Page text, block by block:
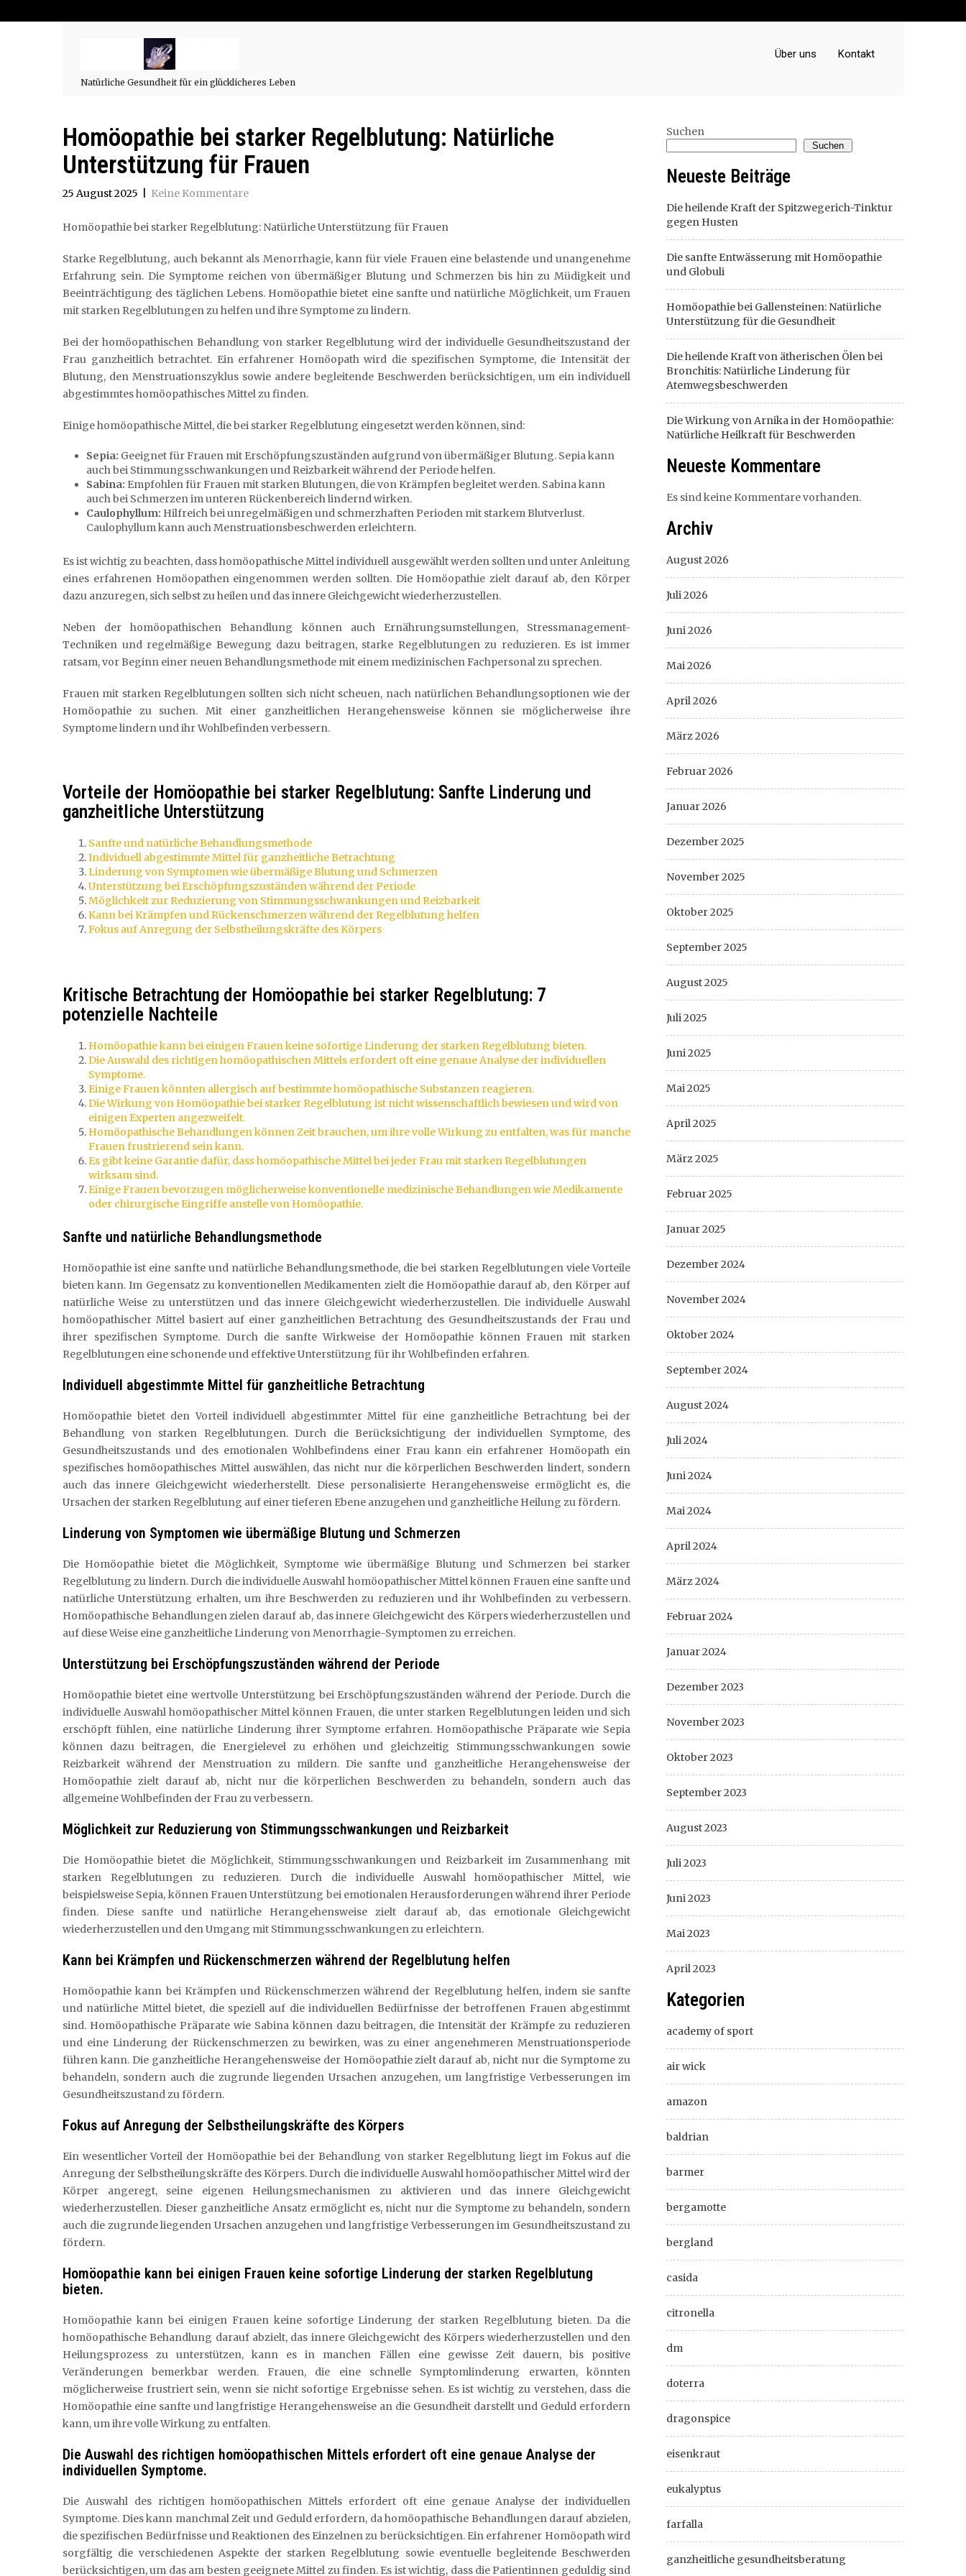
Natürliche Gesundheit für ein glücklicheres Leben
Über uns Kontakt
Homöopathie bei starker Regelblutung: Natürliche
Unterstützung für Frauen
25 August 2025 Keine Kommentare
Homöopathie bei starker Regelblutung: Natürliche Unterstützung für Frauen
Starke Regelblutung, auch bekannt als Menorrhagie, kann für viele Frauen eine belastende und unangenehme
Erfahrung sein. Die Symptome reichen von übermäßiger Blutung und Schmerzen bis hin zu Müdigkeit und
Beeinträchtigung des täglichen Lebens. Homöopathie bietet eine sanfte und natürliche Möglichkeit, um Frauen
mit starken Regelblutungen zu helfen und ihre Symptome zu lindern.
Bei der homöopathischen Behandlung von starker Regelblutung wird der individuelle Gesundheitszustand der
Frau ganzheitlich betrachtet. Ein erfahrener Homöopath wird die spezifischen Symptome, die Intensität der
Blutung, den Menstruationszyklus sowie andere begleitende Beschwerden berücksichtigen, um ein individuell
abgestimmtes homöopathisches Mittel zu finden.
Einige homöopathische Mittel, die bei starker Regelblutung eingesetzt werden können, sind:
Sepia: Geeignet für Frauen mit Erschöpfungszuständen aufgrund von übermäßiger Blutung. Sepia kann
auch bei Stimmungsschwankungen und Reizbarkeit während der Periode helfen.
Sabina: Empfohlen für Frauen mit starken Blutungen, die von Krämpfen begleitet werden. Sabina kann
auch bei Schmerzen im unteren Rückenbereich lindernd wirken.
Caulophyllum: Hilfreich bei unregelmäßigen und schmerzhaften Perioden mit starkem Blutverlust.
Caulophyllum kann auch Menstruationsbeschwerden erleichtern.
Es ist wichtig zu beachten, dass homöopathische Mittel individuell ausgewählt werden sollten und unter Anleitung
eines erfahrenen Homöopathen eingenommen werden sollten. Die Homöopathie zielt darauf ab, den Körper
dazu anzuregen, sich selbst zu heilen und das innere Gleichgewicht wiederherzustellen.
Neben der homöopathischen Behandlung können auch Ernährungsumstellungen, Stressmanagement-
Techniken und regelmäßige Bewegung dazu beitragen, starke Regelblutungen zu reduzieren. Es ist immer
ratsam, vor Beginn einer neuen Behandlungsmethode mit einem medizinischen Fachpersonal zu sprechen.
Frauen mit starken Regelblutungen sollten sich nicht scheuen, nach natürlichen Behandlungsoptionen wie der
Homöopathie zu suchen. Mit einer ganzheitlichen Herangehensweise können sie möglicherweise ihre
Symptome lindern und ihr Wohlbefinden verbessern.
Vorteile der Homöopathie bei starker Regelblutung: Sanfte Linderung und
ganzheitliche Unterstützung
Sanfte und natürliche Behandlungsmethode
Individuell abgestimmte Mittel für ganzheitliche Betrachtung
Linderung von Symptomen wie übermäßige Blutung und Schmerzen
Unterstützung bei Erschöpfungszuständen während der Periode
Möglichkeit zur Reduzierung von Stimmungsschwankungen und Reizbarkeit
Kann bei Krämpfen und Rückenschmerzen während der Regelblutung helfen
Fokus auf Anregung der Selbstheilungskräfte des Körpers
Kritische Betrachtung der Homöopathie bei starker Regelblutung: 7
potenzielle Nachteile
Homöopathie kann bei einigen Frauen keine sofortige Linderung der starken Regelblutung bieten.
Die Auswahl des richtigen homöopathischen Mittels erfordert oft eine genaue Analyse der individuellen
Symptome.
Einige Frauen könnten allergisch auf bestimmte homöopathische Substanzen reagieren.
Die Wirkung von Homöopathie bei starker Regelblutung ist nicht wissenschaftlich bewiesen und wird von
einigen Experten angezweifelt.
Homöopathische Behandlungen können Zeit brauchen, um ihre volle Wirkung zu entfalten, was für manche
Frauen frustrierend sein kann.
Es gibt keine Garantie dafür, dass homöopathische Mittel bei jeder Frau mit starken Regelblutungen
wirksam sind.
Einige Frauen bevorzugen möglicherweise konventionelle medizinische Behandlungen wie Medikamente
oder chirurgische Eingriffe anstelle von Homöopathie.
Sanfte und natürliche Behandlungsmethode
Homöopathie ist eine sanfte und natürliche Behandlungsmethode, die bei starken Regelblutungen viele Vorteile
bieten kann. Im Gegensatz zu konventionellen Medikamenten zielt die Homöopathie darauf ab, den Körper auf
natürliche Weise zu unterstützen und das innere Gleichgewicht wiederherzustellen. Die individuelle Auswahl
homöopathischer Mittel basiert auf einer ganzheitlichen Betrachtung des Gesundheitszustands der Frau und
ihrer spezifischen Symptome. Durch die sanfte Wirkweise der Homöopathie können Frauen mit starken
Regelblutungen eine schonende und effektive Unterstützung für ihr Wohlbefinden erfahren.
Individuell abgestimmte Mittel für ganzheitliche Betrachtung
Homöopathie bietet den Vorteil individuell abgestimmter Mittel für eine ganzheitliche Betrachtung bei der
Behandlung von starken Regelblutungen. Durch die Berücksichtigung der individuellen Symptome, des
Gesundheitszustands und des emotionalen Wohlbefindens einer Frau kann ein erfahrener Homöopath ein
spezifisches homöopathisches Mittel auswählen, das nicht nur die körperlichen Beschwerden lindert, sondern
auch das innere Gleichgewicht wiederherstellt. Diese personalisierte Herangehensweise ermöglicht es, die
Ursachen der starken Regelblutung auf einer tieferen Ebene anzugehen und ganzheitliche Heilung zu fördern.
Linderung von Symptomen wie übermäßige Blutung und Schmerzen
Die Homöopathie bietet die Möglichkeit, Symptome wie übermäßige Blutung und Schmerzen bei starker
Regelblutung zu lindern. Durch die individuelle Auswahl homöopathischer Mittel können Frauen eine sanfte und
natürliche Unterstützung erhalten, um ihre Beschwerden zu reduzieren und ihr Wohlbefinden zu verbessern.
Homöopathische Behandlungen zielen darauf ab, das innere Gleichgewicht des Körpers wiederherzustellen und
auf diese Weise eine ganzheitliche Linderung von Menorrhagie-Symptomen zu erreichen.
Unterstützung bei Erschöpfungszuständen während der Periode
Homöopathie bietet eine wertvolle Unterstützung bei Erschöpfungszuständen während der Periode. Durch die
individuelle Auswahl homöopathischer Mittel können Frauen, die unter starken Regelblutungen leiden und sich
erschöpft fühlen, eine natürliche Linderung ihrer Symptome erfahren. Homöopathische Präparate wie Sepia
können dazu beitragen, die Energielevel zu erhöhen und gleichzeitig Stimmungsschwankungen sowie
Reizbarkeit während der Menstruation zu mildern. Die sanfte und ganzheitliche Herangehensweise der
Homöopathie zielt darauf ab, nicht nur die körperlichen Beschwerden zu behandeln, sondern auch das
allgemeine Wohlbefinden der Frau zu verbessern.
Möglichkeit zur Reduzierung von Stimmungsschwankungen und Reizbarkeit
Die Homöopathie bietet die Möglichkeit, Stimmungsschwankungen und Reizbarkeit im Zusammenhang mit
starken Regelblutungen zu reduzieren. Durch die individuelle Auswahl homöopathischer Mittel, wie
beispielsweise Sepia, können Frauen Unterstützung bei emotionalen Herausforderungen während ihrer Periode
finden. Diese sanfte und natürliche Herangehensweise zielt darauf ab, das emotionale Gleichgewicht
wiederherzustellen und den Umgang mit Stimmungsschwankungen zu erleichtern.
Kann bei Krämpfen und Rückenschmerzen während der Regelblutung helfen
Homöopathie kann bei Krämpfen und Rückenschmerzen während der Regelblutung helfen, indem sie sanfte
und natürliche Mittel bietet, die speziell auf die individuellen Bedürfnisse der betroffenen Frauen abgestimmt
sind. Homöopathische Präparate wie Sabina können dazu beitragen, die Intensität der Krämpfe zu reduzieren
und eine Linderung der Rückenschmerzen zu bewirken, was zu einer angenehmeren Menstruationsperiode
führen kann. Die ganzheitliche Herangehensweise der Homöopathie zielt darauf ab, nicht nur die Symptome zu
behandeln, sondern auch die zugrunde liegenden Ursachen anzugehen, um langfristige Verbesserungen im
Gesundheitszustand zu fördern.
Fokus auf Anregung der Selbstheilungskräfte des Körpers
Ein wesentlicher Vorteil der Homöopathie bei der Behandlung von starker Regelblutung liegt im Fokus auf die
Anregung der Selbstheilungskräfte des Körpers. Durch die individuelle Auswahl homöopathischer Mittel wird der
Körper angeregt, seine eigenen Heilungsmechanismen zu aktivieren und das innere Gleichgewicht
wiederherzustellen. Dieser ganzheitliche Ansatz ermöglicht es, nicht nur die Symptome zu behandeln, sondern
auch die zugrunde liegenden Ursachen anzugehen und langfristige Verbesserungen im Gesundheitszustand zu
fördern.
Homöopathie kann bei einigen Frauen keine sofortige Linderung der starken Regelblutung
bieten.
Homöopathie kann bei einigen Frauen keine sofortige Linderung der starken Regelblutung bieten. Da die
homöopathische Behandlung darauf abzielt, das innere Gleichgewicht des Körpers wiederherzustellen und den
Heilungsprozess zu unterstützen, kann es in manchen Fällen eine gewisse Zeit dauern, bis positive
Veränderungen bemerkbar werden. Frauen, die eine schnelle Symptomlinderung erwarten, könnten
möglicherweise frustriert sein, wenn sie nicht sofortige Ergebnisse sehen. Es ist wichtig zu verstehen, dass die
Homöopathie eine sanfte und langfristige Herangehensweise an die Gesundheit darstellt und Geduld erfordern
kann, um ihre volle Wirkung zu entfalten.
Die Auswahl des richtigen homöopathischen Mittels erfordert oft eine genaue Analyse der
individuellen Symptome.
Die Auswahl des richtigen homöopathischen Mittels erfordert oft eine genaue Analyse der individuellen
Symptome. Dies kann manchmal Zeit und Geduld erfordern, da homöopathische Behandlungen darauf abzielen,
die spezifischen Bedürfnisse und Reaktionen des Einzelnen zu berücksichtigen. Ein erfahrener Homöopath wird
sorgfältig die verschiedenen Aspekte der starken Regelblutung sowie eventuelle begleitende Beschwerden
berücksichtigen, um das am besten geeignete Mittel zu finden. Es ist wichtig, dass die Patientinnen geduldig sind
Suchen
Suchen
Neueste Beiträge
Die heilende Kraft der Spitzwegerich-Tinktur
gegen Husten
Die sanfte Entwässerung mit Homöopathie
und Globuli
Homöopathie bei Gallensteinen: Natürliche
Unterstützung für die Gesundheit
Die heilende Kraft von ätherischen Ölen bei
Bronchitis: Natürliche Linderung für
Atemwegsbeschwerden
Die Wirkung von Arnika in der Homöopathie:
Natürliche Heilkraft für Beschwerden
Neueste Kommentare
Es sind keine Kommentare vorhanden.
Archiv
August 2026
Juli 2026
Juni 2026
Mai 2026
April 2026
März 2026
Februar 2026
Januar 2026
Dezember 2025
November 2025
Oktober 2025
September 2025
August 2025
Juli 2025
Juni 2025
Mai 2025
April 2025
März 2025
Februar 2025
Januar 2025
Dezember 2024
November 2024
Oktober 2024
September 2024
August 2024
Juli 2024
Juni 2024
Mai 2024
April 2024
März 2024
Februar 2024
Januar 2024
Dezember 2023
November 2023
Oktober 2023
September 2023
August 2023
Juli 2023
Juni 2023
Mai 2023
April 2023
Kategorien
academy of sport
air wick
amazon
baldrian
barmer
bergamotte
bergland
casida
citronella
dm
doterra
dragonspice
eisenkraut
eukalyptus
farfalla
ganzheitliche gesundheitsberatung